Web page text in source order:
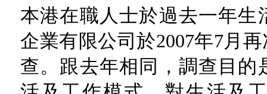
本港在職人士於過去一年生
企業有限公司於2007年7月
查。跟去年相同，調查目